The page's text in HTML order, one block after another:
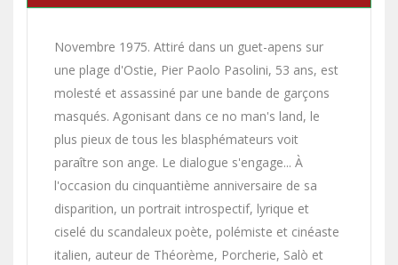
Novembre 1975. Attiré dans un guet-apens sur
une plage d'Ostie, Pier Paolo Pasolini, 53 ans, est
molesté et assassiné par une bande de garçons
masqués. Agonisant dans ce no man's land, le
plus pieux de tous les blasphémateurs voit
paraître son ange. Le dialogue s'engage... À
l'occasion du cinquantième anniversaire de sa
disparition, un portrait introspectif, lyrique et
ciselé du scandaleux poète, polémiste et cinéaste
italien, auteur de Théorème, Porcherie, Salò et